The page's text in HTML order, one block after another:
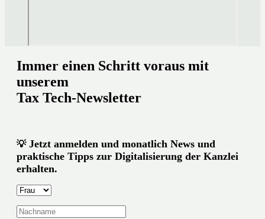
Immer einen Schritt voraus mit
unserem
Tax Tech-Newsletter
💡Jetzt anmelden und monatlich News und
praktische Tipps zur Digitalisierung der Kanzlei
erhalten.